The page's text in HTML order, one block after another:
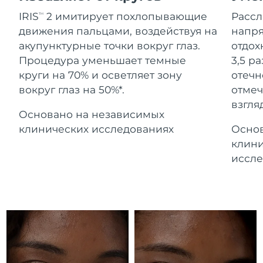
IRISTM
2 имитирует похлопывающие
движения пальцами, воздействуя на
акупунктурные точки вокруг глаз.
Процедура уменьшает темные
круги на 70% и осветляет зону
вокруг глаз на 50%*.
Основано на независимых
клинических исследованиях
3,5
For healthy hair
Косметика Для мужчин
Купить
Гибралтар
8/15/26
Греция
Ожидаемая дата доставки
8/11/26
Гонконг (САР)
Ожидаемая дата доставки
8/12/26
Венгрия
Ожидаемая дата доставки
8/11/26
Ожидаемая дата доставки
8/12/26
Ирландия
Ожидаемая дата доставки
о-в Мэн
Ожидаемая дата доставки